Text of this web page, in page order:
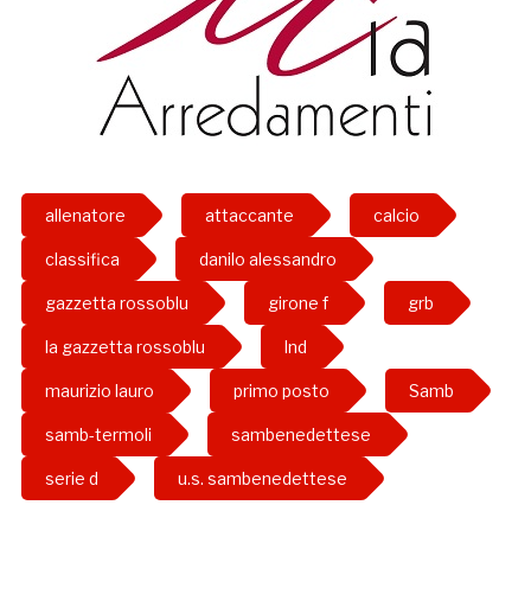
allenatore attaccante calcio
classifica danilo alessandro
gazzetta rossoblu girone f grb
la gazzetta rossoblu lnd
maurizio lauro primo posto Samb
samb-termoli sambenedettese
serie d u.s. sambenedettese